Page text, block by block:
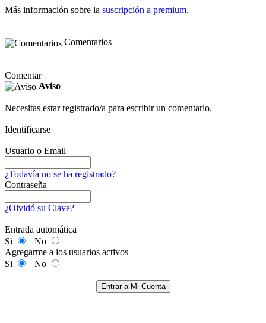
Más información sobre la suscripción a premium.
Comentarios
Comentar
Aviso
Necesitas estar registrado/a para escribir un comentario.
Identificarse
Usuario o Email
¿Todavía no se ha registrado?
Contraseña
¿Olvidó su Clave?
Entrada automática
Si
No
Agregarme a los usuarios activos
Si
No
Entrar a Mi Cuenta